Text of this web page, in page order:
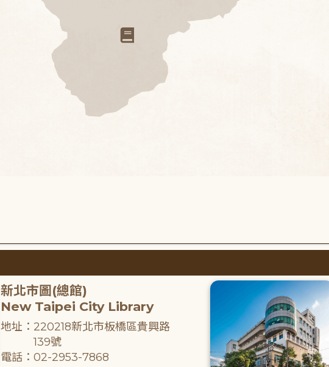
新北市圖(總館)
New Taipei City Library
地址：220218新北市板橋區貴興路
139號
電話：02-2953-7868